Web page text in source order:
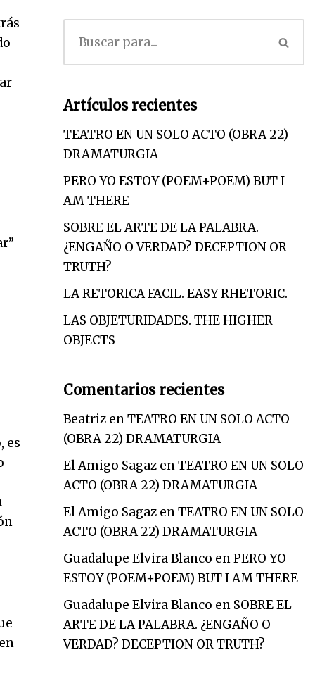
es
Artículos recientes
TEATRO EN UN SOLO ACTO (OBRA 22)
DRAMATURGIA
PERO YO ESTOY (POEM+POEM) BUT I
AM THERE
SOBRE EL ARTE DE LA PALABRA.
¿ENGAÑO O VERDAD? DECEPTION OR
TRUTH?
LA RETORICA FACIL. EASY RHETORIC.
LAS OBJETURIDADES. THE HIGHER
OBJECTS
Comentarios recientes
BeatrizenTEATRO EN UN SOLO ACTO
(OBRA 22) DRAMATURGIA
El Amigo SagazenTEATRO EN UN SOLO
ACTO (OBRA 22) DRAMATURGIA
El Amigo SagazenTEATRO EN UN SOLO
ACTO (OBRA 22) DRAMATURGIA
Guadalupe Elvira Blanco enPERO YO
ESTOY (POEM+POEM) BUT I AM THERE
Guadalupe Elvira Blanco en SOBRE EL
ARTE DE LA PALABRA. ¿ENGAÑO O
VERDAD? DECEPTION OR TRUTH?